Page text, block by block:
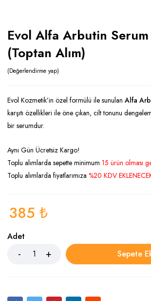
Evol Alfa Arbutin
(Toptan Alım)
Değerlendirme yap
Evol Kozmetik’in özel formülü ile sunulan Alfa
karşıtı özellikleri ile öne çıkan, cilt tonunu
bir serumdur.
Aynı Gün Ücretsiz Kargo!
Toplu alımlarda sepette minimum 15 ürün olması
Toplu alımlarda fiyatlarımıza %20 KDV
385 ₺
Adet
Sepete